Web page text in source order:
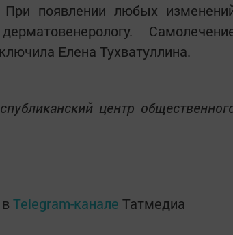
появлении любых
Елена Тухватуллина.
центр
Telegram-канале Татмедиа